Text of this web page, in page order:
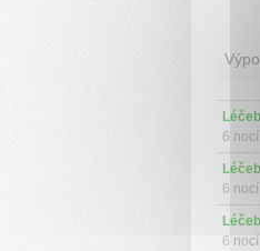
6 nocí
6 nocí
6 nocí